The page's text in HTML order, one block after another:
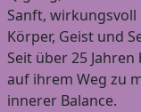
Sanft,
Körper, Geist und
Seit über 25
auf ihrem Weg zu
innerer Balance.